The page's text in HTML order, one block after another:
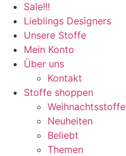
Sale!!!
Lieblings Designers
Unsere Stoffe
Mein Konto
Über uns
Kontakt
Stoffe shoppen
Weihnachtsstoffe
Neuheiten
Beliebt
Themen